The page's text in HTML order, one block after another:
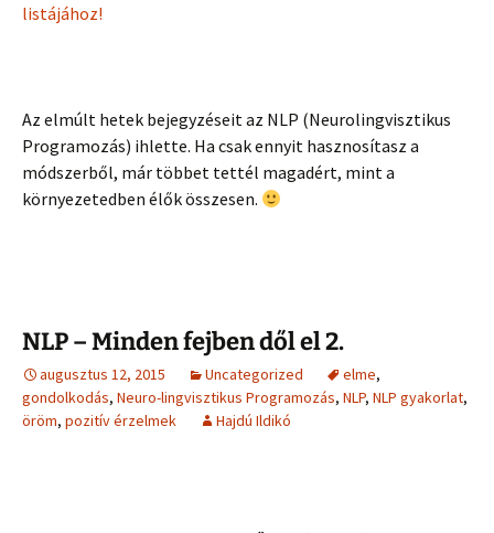
listájához!
Az elmúlt hetek bejegyzéseit az NLP (Neurolingvisztikus
Programozás) ihlette. Ha csak ennyit hasznosítasz a
módszerből, már többet tettél magadért, mint a
környezetedben élők összesen.
NLP – Minden fejben dől el 2.
augusztus 12, 2015 Uncategorized elme,
gondolkodás, Neuro-lingvisztikus Programozás, NLP, NLP gyakorlat,
öröm, pozitív érzelmek Hajdú Ildikó